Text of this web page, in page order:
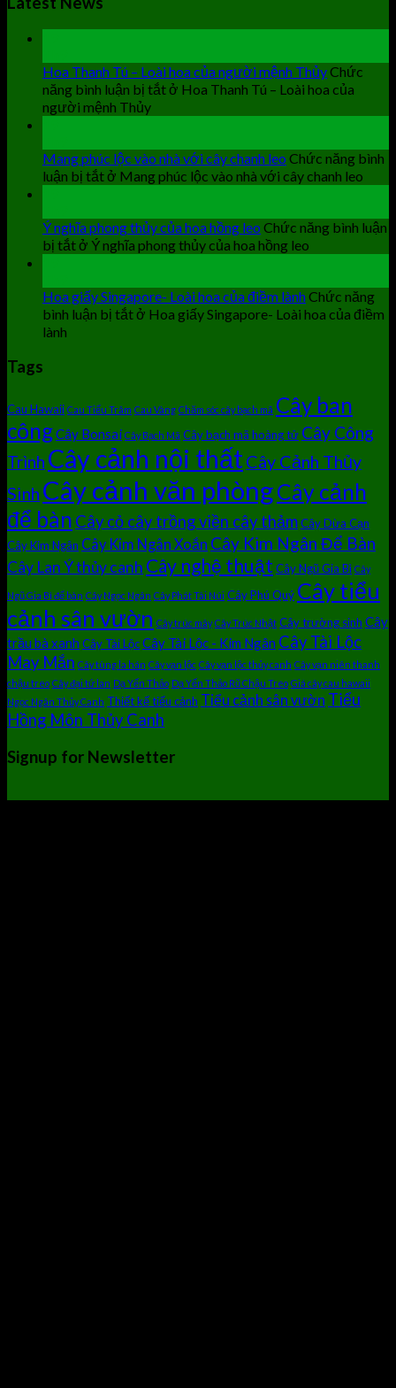
Hoa Thanh Tú – Loài hoa của người mệnh ThủyChức
năng bình luận bị tắtở Hoa Thanh Tú – Loài hoa của
người mệnh Thủy
Mang phúc lộc vào nhà với cây chanh leoChức năng bình
luận bị tắtở Mang phúc lộc vào nhà với cây chanh leo
Ý nghĩa phong thủy của hoa hồng leoChức năng bình luận
bị tắtở Ý nghĩa phong thủy của hoa hồng leo
Hoa giấy Singapore- Loài hoa của điềm lànhChức năng
bình luận bị tắtở Hoa giấy Singapore- Loài hoa của điềm
lành
Tags
Cau Hawaii Cau Tiểu Trâm Cau Vàng Chăm sóc cây bạch mã Cây ban
côngCây Bonsai Cây Bạch Mã Cây bạch mã hoàng tử Cây Công
Trình Cây cảnh nội thấtCây Cảnh Thủy
Sinh Cây cảnh văn phòngCây cảnh
để bàn Cây cỏ cây trồng viền cây thảmCây Dừa Cạn
Cây Kim Ngân Cây Kim Ngân Xoắn Cây Kim Ngân Để Bàn
Cây Lan Ý thủy canh Cây nghệ thuật Cây Ngũ Gia Bì Cây
Ngũ Gia Bì để bàn Cây Ngọc Ngân Cây Phát Tài Núi Cây Phú Quý Cây tiểu
cảnh sân vườn Cây trúc mây Cây Trúc Nhật Cây trường sinh Cây
trầu bà xanh Cây Tài LộcCây Tài Lộc - Kim Ngân Cây Tài Lộc
May Mắn Cây tùng la hán Cây vạn lộc Cây vạn lộc thủy canh Cây vạn niên thanh
chậu treo Cây đại tứ lan Dạ Yến Thảo Dạ Yến Thảo Rũ Chậu Treo Giá cây cau hawaii
Ngọc Ngân Thủy Canh Thiết kế tiểu cảnh Tiểu cảnh sân vườn Tiểu
Hồng Môn Thủy Canh
Signup for Newsletter